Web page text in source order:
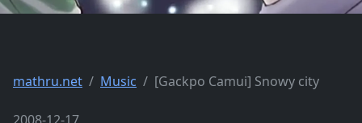
mathru.net Music [Gackpo Camui] Snowy city